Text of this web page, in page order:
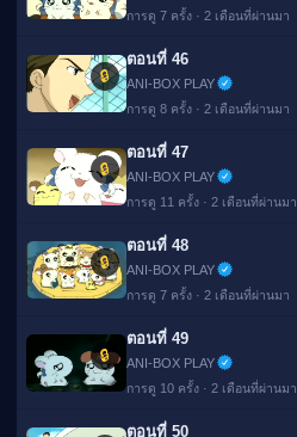
การดู 7 ครั้ง · 2 เดือนที่ผ่านมา
🔒
ตอนที่ 46
ANI-BOX PLAY
การดู 8 ครั้ง · 2 เดือนที่ผ่านมา
🔒
ตอนที่ 47
ANI-BOX PLAY
การดู 11 ครั้ง · 2 เดือนที่ผ่านมา
🔒
ตอนที่ 48
ANI-BOX PLAY
การดู 7 ครั้ง · 2 เดือนที่ผ่านมา
🔒
ตอนที่ 49
ANI-BOX PLAY
การดู 10 ครั้ง · 2 เดือนที่ผ่านมา
ตอนที่ 50